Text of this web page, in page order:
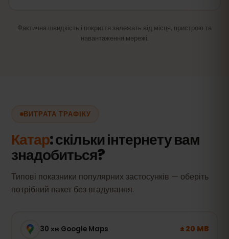
Фактична швидкість і покриття залежать від місця, пристрою та
навантаження мережі.
ВИТРАТА ТРАФІКУ
Катар: скільки інтернету вам
знадобиться?
Типові показники популярних застосунків — оберіть
потрібний пакет без вгадування.
30 хв Google Maps ± 20 MB